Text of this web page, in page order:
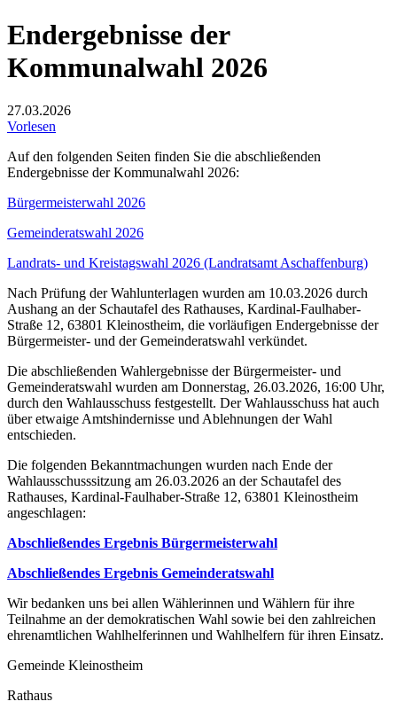
Endergebnisse der
Kommunalwahl 2026
27.03.2026
Vorlesen
Auf den folgenden Seiten finden Sie die abschließenden
Endergebnisse der Kommunalwahl 2026:
Bürgermeisterwahl 2026
Gemeinderatswahl 2026
Landrats- und Kreistagswahl 2026 (Landratsamt Aschaffenburg)
Nach Prüfung der Wahlunterlagen wurden am 10.03.2026 durch
Aushang an der Schautafel des Rathauses, Kardinal-Faulhaber-
Straße 12, 63801 Kleinostheim, die vorläufigen Endergebnisse der
Bürgermeister- und der Gemeinderatswahl verkündet.
Die abschließenden Wahlergebnisse der Bürgermeister- und
Gemeinderatswahl wurden am Donnerstag, 26.03.2026, 16:00 Uhr,
durch den Wahlausschuss festgestellt. Der Wahlausschuss hat auch
über etwaige Amtshindernisse und Ablehnungen der Wahl
entschieden.
Die folgenden Bekanntmachungen wurden nach Ende der
Wahlausschusssitzung am 26.03.2026 an der Schautafel des
Rathauses, Kardinal-Faulhaber-Straße 12, 63801 Kleinostheim
angeschlagen:
Abschließendes Ergebnis Bürgermeisterwahl
Abschließendes Ergebnis Gemeinderatswahl
Wir bedanken uns bei allen Wählerinnen und Wählern für ihre
Teilnahme an der demokratischen Wahl sowie bei den zahlreichen
ehrenamtlichen Wahlhelferinnen und Wahlhelfern für ihren Einsatz.
Gemeinde Kleinostheim
Rathaus